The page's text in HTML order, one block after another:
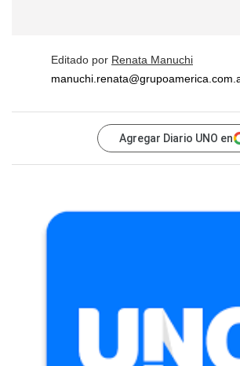
Editado por Renata Manuchi
Agregar Diario UNO en